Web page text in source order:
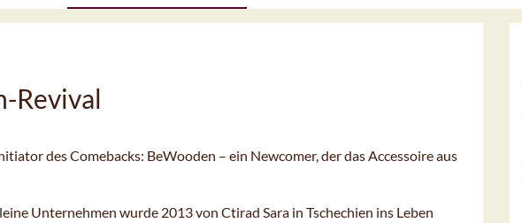
Revival
des Comebacks: BeWooden – ein Newcomer, der das Accessoire aus
Unternehmen wurde 2013 von Ctirad Sara in Tschechien ins Leben